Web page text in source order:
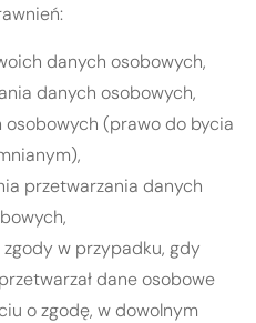
danych osobowych,
danych osobowych,
(prawo do bycia
przetwarzania danych
w przypadku, gdy
dane osobowe
o zgodę, w dowolnym